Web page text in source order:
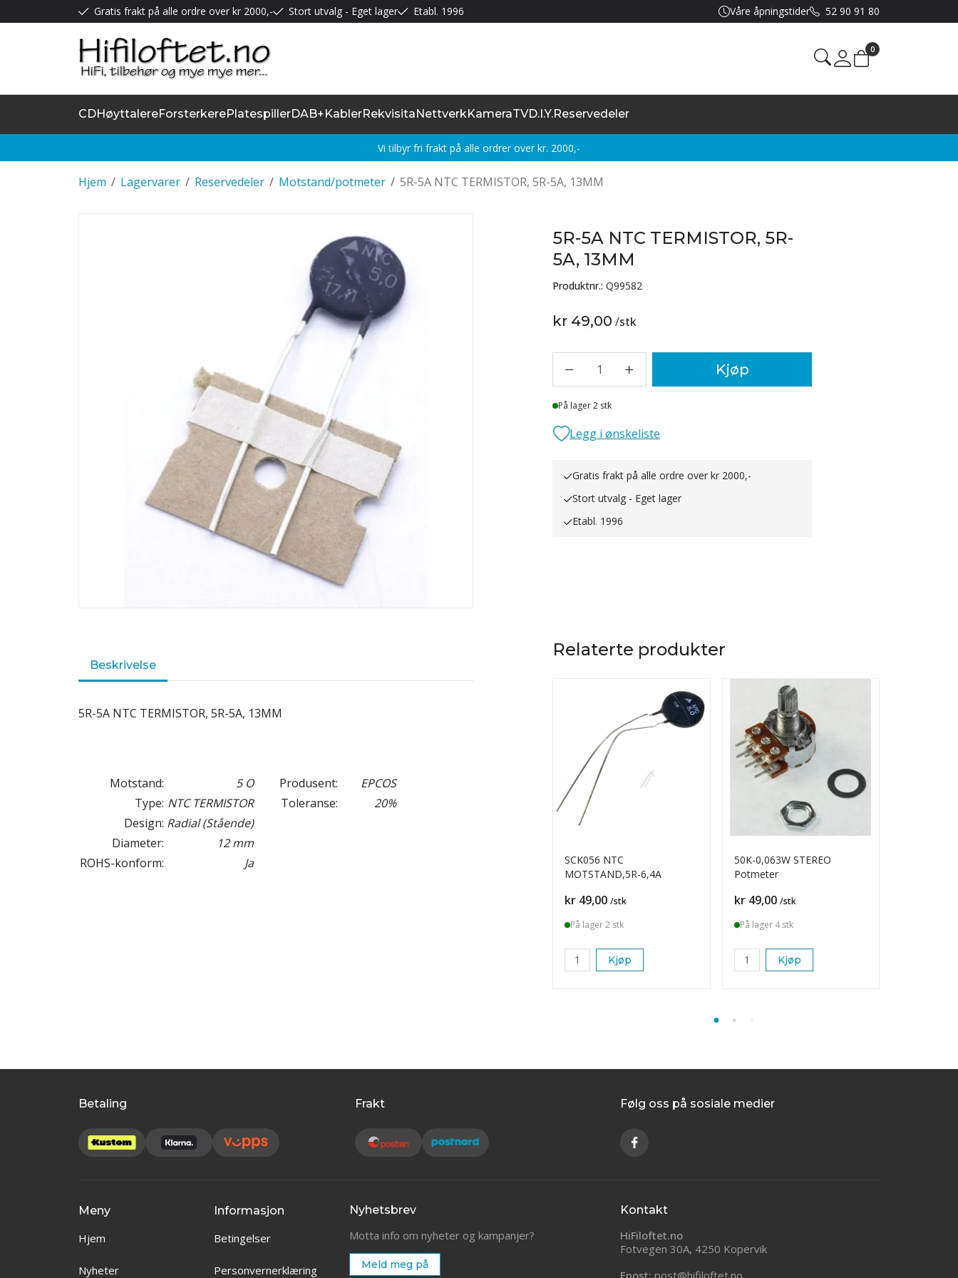
Gratis frakt på alle ordre over kr 2000,- Stort utvalg - Eget lager Etabl. 1996 Våre åpningstider 52 90 91 80
Mine sider
0
CDHøyttalereForsterkerePlatespillerDAB+KablerRekvisitaNettverkKameraTVD.I.Y.Reservedeler
Vi tilbyr fri frakt på alle ordrer over kr. 2000,-
/
Hjem /
Lagervarer /
Reservedeler /
Motstand/potmeter 5R-5A NTC TERMISTOR, 5R-5A, 13MM
5R-5A NTC TERMISTOR, 5R-
5A, 13MM
Produktnr.: Q99582
kr 49,00 /stk
1 Kjøp
Lager
På lager 2 stk
Legg i ønskeliste
Gratis frakt på alle ordre over kr 2000,-
Stort utvalg - Eget lager
Etabl. 1996
Beskrivelse
5R-5A NTC TERMISTOR, 5R-5A, 13MM
Motstand:
5 O
Type: NTC TERMISTOR
Design: Radial (Stående)
Diameter:
12 mm
ROHS-konform:
Ja
Produsent:
EPCOS
Toleranse:
20%
Relaterte produkter
SCK056 NTC
MOTSTAND,5R-6,4A
Pris
kr 49,00 /stk
På lager 2 stk
Kjøp
50K-0,063W STEREO
Potmeter
Pris
kr 49,00 /stk
På lager 4 stk
Kjøp
Betaling Frakt Følg oss på sosiale medier
Meny
Hjem
Nyheter
Informasjon
Betingelser
Personvernerklæring
Nyhetsbrev
Motta info om nyheter og kampanjer?
Meld meg på
Kontakt
HiFiloftet.no
Fotvegen 30A, 4250 Kopervik
Epost: post@hifiloftet.no